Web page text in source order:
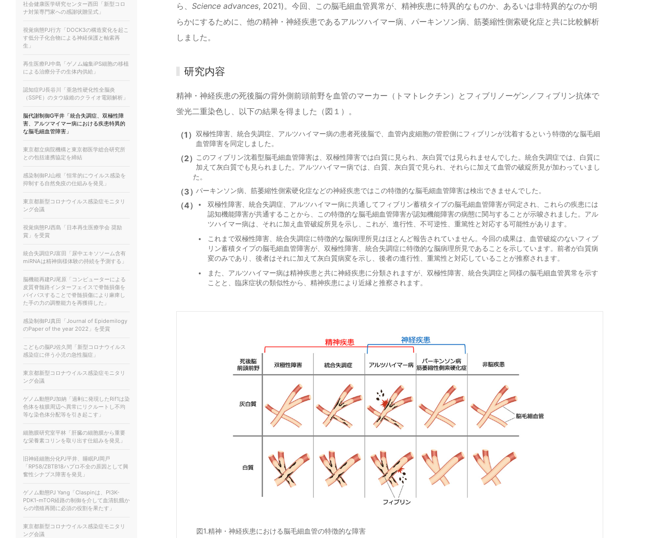
社会健康医学研究センター西田「新型コロ
ナ対策専門家への感謝状贈呈式」
視覚病態PJ行方「DOCK3の構造変化を起こ
す低分子化合物による神経保護と軸索再
生」
再生医療PJ中島「ゲノム編集iPS細胞の移植
による治療分子の生体内供給」
認知症PJ長谷川「亜急性硬化性全脳炎
（SSPE）のタウ線維のクライオ電顕解析」
脳代謝制御G平井「統合失調症、双極性障
害、アルツマイマー病における疾患特異的
な脳毛細血管障害」
東京都立病院機構と東京都医学総合研究所
との包括連携協定を締結
感染制御PJ山根「恒常的にウイルス感染を
抑制する自然免疫の仕組みを発見」
東京都新型コロナウイルス感染症モニタリ
ング会議
視覚病態PJ西島「日本再生医療学会 奨励
賞」を受賞
統合失調症PJ富田「尿中エキソソーム含有
miRNAは精神病様体験の持続を予測する」
脳機能再建PJ尾原「コンピューターによる
皮質脊髄路インターフェイスで脊髄損傷を
バイパスすることで脊髄損傷により麻痺し
た手の力の調整能力を再獲得した」
感染制御PJ真田「Journal of Epidemilogy
のPaper of the year 2022」を受賞
こどもの脳PJ佐久間「新型コロナウイルス
感染症に伴う小児の急性脳症」
東京都新型コロナウイルス感染症モニタリ
ング会議
ゲノム動態PJ加納「過剰に発現したRif1は染
色体を核膜周辺へ異常にリクルートし不均
等な染色体分配等を引き起こす」
細胞膜研究室平林「肝臓の細胞膜から重要
な栄養素コリンを取り出す仕組みを発見」
旧神経細胞分化PJ平井、睡眠PJ岡戸
「RP58/ZBTB18ハプロ不全の原因として興
奮性シナプス障害を発見」
ゲノム動態PJ Yang「Claspinは、PI3K-
PDK1-mTOR経路の制御を介して血清飢餓か
らの増殖再開に必須の役割を果たす」
東京都新型コロナウイルス感染症モニタリ
ング会議
ら、 Science advances, 2021)。今回、この脳毛細血管異常が、精神疾患に特異的なものか、あるいは非特異的なのか明
らかにするために、他の精神・神経疾患であるアルツハイマー病、パーキンソン病、筋萎縮性側索硬化症と共に比較解析
しました。
研究内容
精神・神経疾患の死後脳の背外側前頭前野を血管のマーカー（トマトレクチン）とフィブリノーゲン／フィブリン抗体で
蛍光二重染色し、以下の結果を得ました（図１）。
（1） 双極性障害、統合失調症、アルツハイマー病の患者死後脳で、血管内皮細胞の管腔側にフィブリンが沈着するという特徴的な脳毛細
血管障害を同定しました。
（2） このフィブリン沈着型脳毛細血管障害は、双極性障害では白質に見られ、灰白質では見られませんでした。統合失調症では、白質に
加えて灰白質でも見られました。アルツハイマー病では、白質、灰白質で見られ、それらに加えて血管の破綻所見が加わっていまし
た。
（3）パーキンソン病、筋萎縮性側索硬化症などの神経疾患ではこの特徴的な脳毛細血管障害は検出できませんでした。
（4）
双極性障害、統合失調症、アルツハイマー病に共通してフィブリン蓄積タイプの脳毛細血管障害が同定され、これらの疾患には
認知機能障害が共通することから、この特徴的な脳毛細血管障害が認知機能障害の病態に関与することが示唆されました。アル
ツハイマー病は、それに加え血管破綻所見を示し、これが、進行性、不可逆性、重篤性と対応する可能性があります。
これまで双極性障害、統合失調症に特徴的な脳病理所見はほとんど報告されていません。今回の成果は、血管破綻のないフィブ
リン蓄積タイプの脳毛細血管障害が、双極性障害、統合失調症に特徴的な脳病理所見であることを示しています。前者が白質病
変のみであり、後者はそれに加えて灰白質病変を示し、後者の進行性、重篤性と対応していることが推察されます。
また、アルツハイマー病は精神疾患と共に神経疾患に分類されますが、双極性障害、統合失調症と同様の脳毛細血管異常を示す
ことと、臨床症状の類似性から、精神疾患により近縁と推察されます。
図1.精神・神経疾患における脳毛細血管の特徴的な障害